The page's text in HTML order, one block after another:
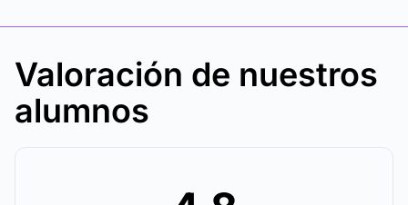
Valoración de nuestros
alumnos